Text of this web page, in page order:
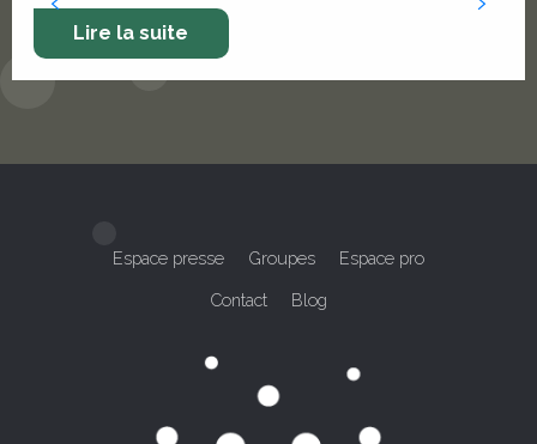
Lire la suite
Espace presse Groupes Espace pro
Contact Blog